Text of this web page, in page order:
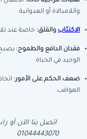
واللامبالاة أو العدوانية.
الاكتئاب والقلق: خاصة عند
فقدان الدافع والطموح:
الوحيد في الحياة.
ضعف الحكم على الأمور:
العواقب.
اتصل بنا الآن أو
01044443070